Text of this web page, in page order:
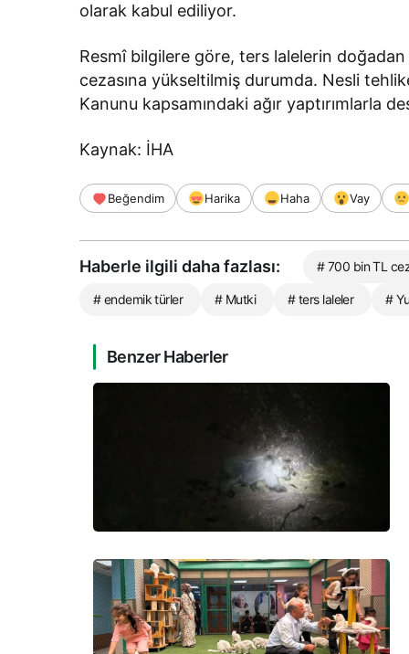
olarak kabul ediliyor.
Resmî bilgilere göre, ters lalelerin
cezasına yükseltilmiş durumda. Nesli
Kanunu kapsamındaki ağır yaptırımlarla
Kaynak: İHA
Beğendim Harika Haha Vay
Haberle ilgili daha fazlası: # 700 bin TL
# endemik türler # Mutki # ters laleler #
Benzer Haberler